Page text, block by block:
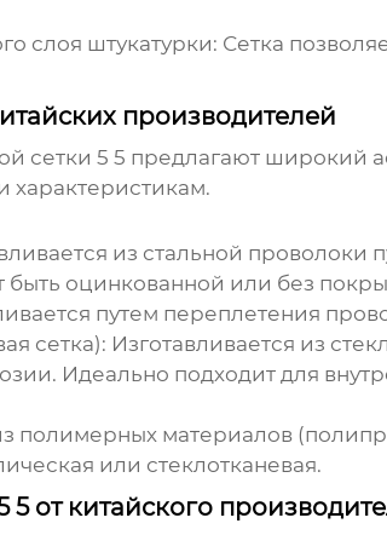
слоя штукатурки: Сетка
производителей
сетки 5 5 предлагают широкий
характеристикам.
из стальной проволоки
оцинкованной или без
путем переплетения
сетка): Изготавливается из
Идеально подходит для
полимерных материалов
или стеклотканевая.
5 от китайского